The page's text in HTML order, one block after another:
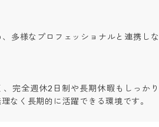
多様なプロフェッショナルと連携しな
完全週休2日制や長期休暇もしっかり
なく長期的に活躍できる環境です。